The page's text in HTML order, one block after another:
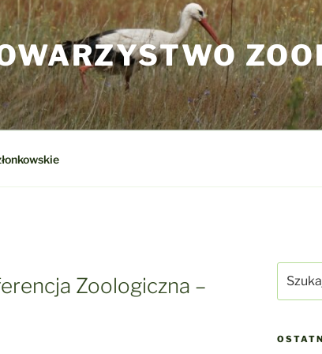
Zoologiczna –